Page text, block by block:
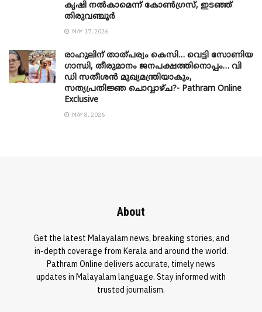
കൃഷി നൽകാമെന്ന് കോൺഗ്രസ്, ഇടഞ്ഞ്
തിരുവഞ്ചൂർ
MAY 17, 2026
രാഹുലിന് താത്പര്യം കെസി… വെട്ടി സോണിയ
​ഗാന്ധി, തീരുമാനം ജനപക്ഷത്തിനൊപ്പം… വി
ഡി സതീശൻ മുഖ്യമന്ത്രിയാകും,
സത്യപ്രതിജ്ഞ ചൊവ്വാഴ്ച?- Pathram Online
Exclusive
MAY 8, 2026
About
Get the latest Malayalam news, breaking stories, and
in-depth coverage from Kerala and around the world.
Pathram Online delivers accurate, timely news
updates in Malayalam language. Stay informed with
trusted journalism.